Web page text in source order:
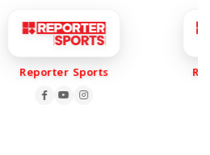
Reporter Sports